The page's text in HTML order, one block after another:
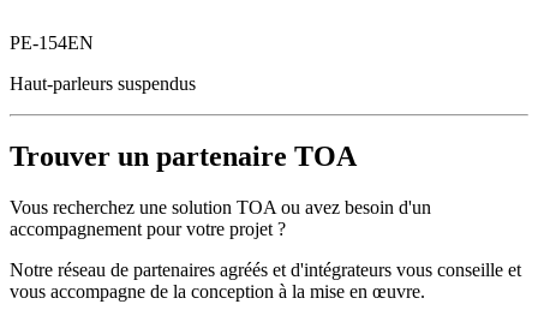
PE-154EN
Haut-parleurs suspendus
Trouver un partenaire TOA
Vous recherchez une solution TOA ou avez besoin d'un
accompagnement pour votre projet ?
Notre réseau de partenaires agréés et d'intégrateurs vous conseille et
vous accompagne de la conception à la mise en œuvre.